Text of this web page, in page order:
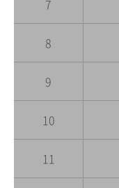
7
8
9
10
11